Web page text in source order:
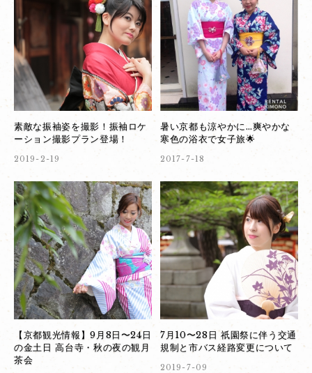
素敵な振袖姿を撮影！振袖ロケ
ーション撮影プラン登場！
2019-2-19
暑い京都も涼やかに…爽やかな
寒色の浴衣で女子旅🌟
2017-7-18
【京都観光情報】9月8日〜24日
の金土日 高台寺・秋の夜の観月
茶会
7月10〜28日 祇園祭に伴う交通
規制と市バス経路変更について
2019-7-09